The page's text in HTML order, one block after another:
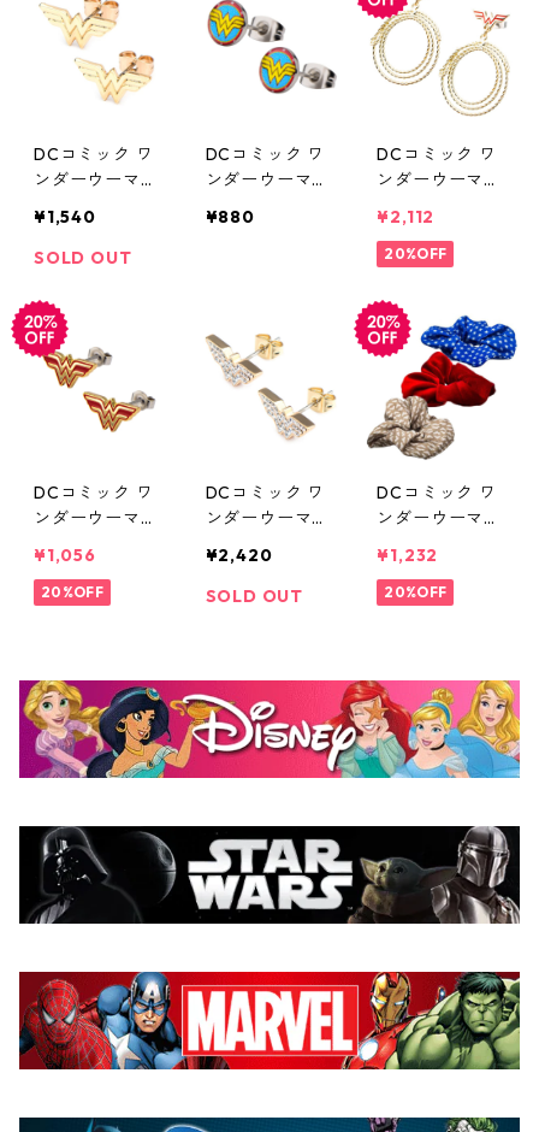
DCコミック ワ
ンダーウーマン
ールド ロゴス
タッドピアス D
¥1,540
SOLD OUT
DCコミック ワ
ンダーウーマン
アス DC COMI
¥880
DCコミック ワ
ンダーウーマン
ングルピアス
真実の投げ縄 D
¥2,112
20%OFF
DCコミック ワ
ンダーウーマン
アス DC COMI
CS
¥1,056
20%OFF
DCコミック ワ
ンダーウーマン
ールド ロゴCZ
ピアス DC CO
¥2,420
SOLD OUT
DCコミック ワ
ンダーウーマン
スクランチセッ
ト DC COMICS
¥1,232
20%OFF